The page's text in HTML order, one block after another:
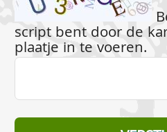
script bent door de
plaatje in te voeren.